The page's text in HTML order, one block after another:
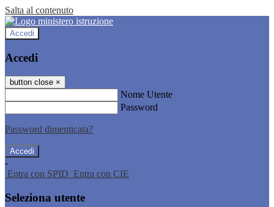
Salta al contenuto
Accedi
Accedi
button close ×
Nome Utente
Password
Password dimenticata?
-
Entra con SPID Entra con CIE
Seleziona utente